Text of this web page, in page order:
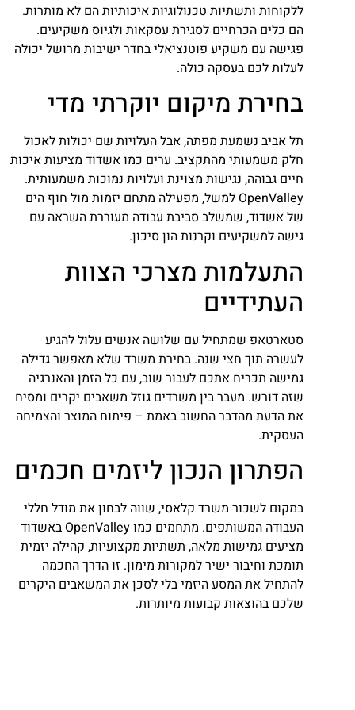
ללקוחות ותשתיות טכנולוגיות איכותיות הם לא מותרות.
הם כלים הכרחיים לסגירת עסקאות ולגיוס משקיעים.
פגישה עם משקיע פוטנציאלי בחדר ישיבות מרושל יכולה
לעלות לכם בעסקה כולה.
בחירת מיקום יוקרתי מדי
תל אביב נשמעת מפתה, אבל העלויות שם יכולות לאכול
חלק משמעותי מהתקציב. ערים כמו אשדוד מציעות איכות
חיים גבוהה, נגישות מצוינת ועלויות נמוכות משמעותית.
OpenValley למשל, מפעילה מתחם יזמות מול חוף הים
של אשדוד, שמשלב סביבת עבודה מעוררת השראה עם
גישה למשקיעים וקרנות הון סיכון.
התעלמות מצרכי הצוות
העתידיים
סטארטאפ שמתחיל עם שלושה אנשים עלול להגיע
לעשרה תוך חצי שנה. בחירת משרד שלא מאפשר גדילה
גמישה תכריח אתכם לעבור שוב, עם כל הזמן והאנרגיה
שזה דורש. מעבר בין משרדים גוזל משאבים יקרים ומסיח
את הדעת מהדבר החשוב באמת – פיתוח המוצר והצמיחה
העסקית.
הפתרון הנכון ליזמים חכמים
במקום לשכור משרד קלאסי, שווה לבחון את מודל חללי
העבודה המשותפים. מתחמים כמו OpenValley באשדוד
מציעים גמישות מלאה, תשתיות מקצועיות, קהילה יזמית
תומכת וחיבור ישיר למקורות מימון. זו הדרך החכמה
להתחיל את המסע היזמי בלי לסכן את המשאבים היקרים
שלכם בהוצאות קבועות מיותרות.